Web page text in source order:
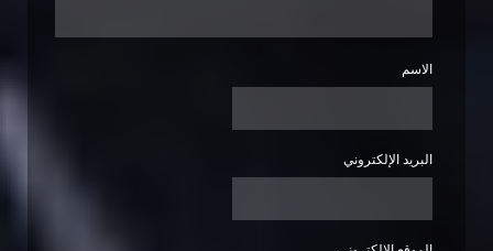
الاسم
البريد الإلكتروني